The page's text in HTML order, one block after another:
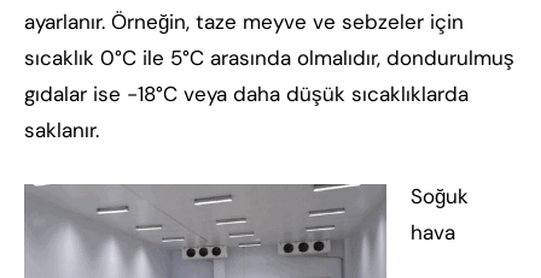
ayarlanır. Örneğin, taze meyve ve sebzeler için
sıcaklık 0°C ile 5°C arasında olmalıdır, dondurulmuş
gıdalar ise -18°C veya daha düşük sıcaklıklarda
saklanır.
Soğuk
hava